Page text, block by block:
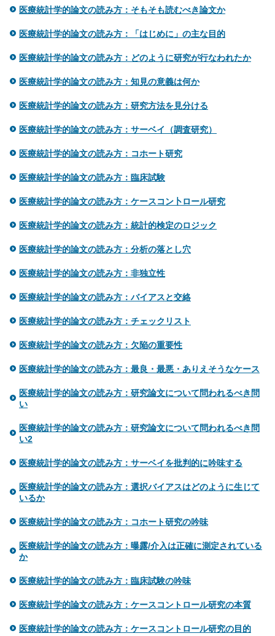
医療統計学的論文の読み方：そもそも読むべき論文か
医療統計学的論文の読み方：「はじめに」の主な目的
医療統計学的論文の読み方：どのように研究が行なわれたか
医療統計学的論文の読み方：知見の意義は何か
医療統計学的論文の読み方：研究方法を見分ける
医療統計学的論文の読み方：サーベイ（調査研究）
医療統計学的論文の読み方：コホート研究
医療統計学的論文の読み方：臨床試験
医療統計学的論文の読み方：ケースコン卜ロール研究
医療統計学的論文の読み方：統計的検定のロジック
医療統計学的論文の読み方：分析の落とし穴
医療統計学的論文の読み方：非独立性
医療統計学的論文の読み方：バイアスと交絡
医療統計学的論文の読み方：チェックリスト
医療統計学的論文の読み方：欠陥の重要性
医療統計学的論文の読み方：最良・最悪・ありえそうなケース
医療統計学的論文の読み方：研究論文について問われるべき問
い
医療統計学的論文の読み方：研究論文について問われるべき問
い2
医療統計学的論文の読み方：サーベイを批判的に吟味する
医療統計学的論文の読み方：選択バイアスはどのように生じて
いるか
医療統計学的論文の読み方：コホート研究の吟味
医療統計学的論文の読み方：曝露/介入は正確に測定されている
か
医療統計学的論文の読み方：臨床試験の吟味
医療統計学的論文の読み方：ケースコントロール研究の本質
医療統計学的論文の読み方：ケースコントロール研究の目的